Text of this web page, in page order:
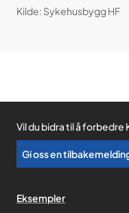
Kilde: Sykehusbygg HF
Vil du bidra til å forbedre
Gi oss en
Eksempler